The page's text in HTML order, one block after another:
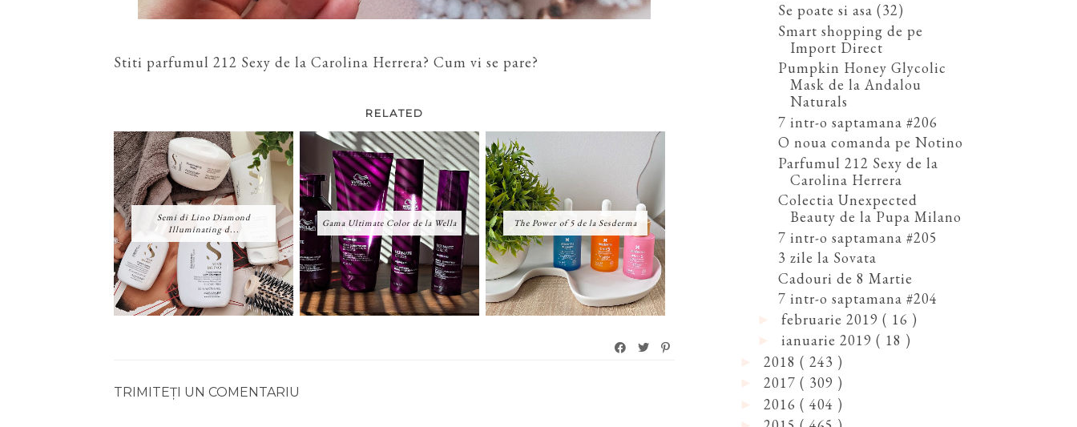
Stiti parfumul 212 Sexy de la Carolina Herrera? Cum vi se pare?
RELATED
Semi di Lino Diamond
Illuminating d...
Gama Ultimate Color de la Wella The Power of 5 de la Sesderma
TRIMITEȚI UN COMENTARIU
Se poate si asa (32)
Smart shopping de pe
Import Direct
Pumpkin Honey Glycolic
Mask de la Andalou
Naturals
7 intr-o saptamana #206
O noua comanda pe Notino
Parfumul 212 Sexy de la
Carolina Herrera
Colectia Unexpected
Beauty de la Pupa Milano
7 intr-o saptamana #205
3 zile la Sovata
Cadouri de 8 Martie
7 intr-o saptamana #204
februarie 2019 ( 16 )
ianuarie 2019 ( 18 )
2018 ( 243 )
2017 ( 309 )
2016 ( 404 )